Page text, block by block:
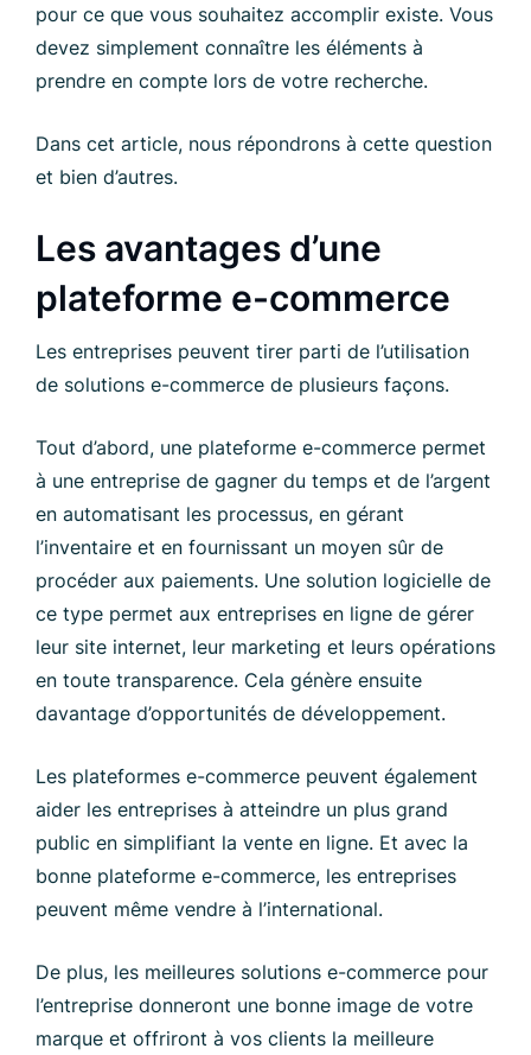
pour ce que vous souhaitez accomplir existe. Vous
devez simplement connaître les éléments à
prendre en compte lors de votre recherche.
Dans cet article, nous répondrons à cette question
et bien d’autres.
Les avantages d’une
plateforme e-commerce
Les entreprises peuvent tirer parti de l’utilisation
de solutions e-commerce de plusieurs façons.
Tout d’abord, une plateforme e-commerce permet
à une entreprise de gagner du temps et de l’argent
en automatisant les processus, en gérant
l’inventaire et en fournissant un moyen sûr de
procéder aux paiements. Une solution logicielle de
ce type permet aux entreprises en ligne de gérer
leur site internet, leur marketing et leurs opérations
en toute transparence. Cela génère ensuite
davantage d’opportunités de développement.
Les plateformes e-commerce peuvent également
aider les entreprises à atteindre un plus grand
public en simplifiant la vente en ligne. Et avec la
bonne plateforme e-commerce, les entreprises
peuvent même vendre à l’international.
De plus, les meilleures solutions e-commerce pour
l’entreprise donneront une bonne image de votre
marque et offriront à vos clients la meilleure